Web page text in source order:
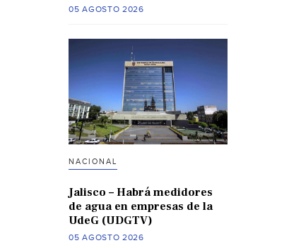
05 AGOSTO 2026
NACIONAL
Jalisco – Habrá medidores
de agua en empresas de la
UdeG (UDGTV)
05 AGOSTO 2026